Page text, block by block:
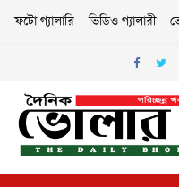
ফটো গ্যালারি ভিডিও গ্যালারী